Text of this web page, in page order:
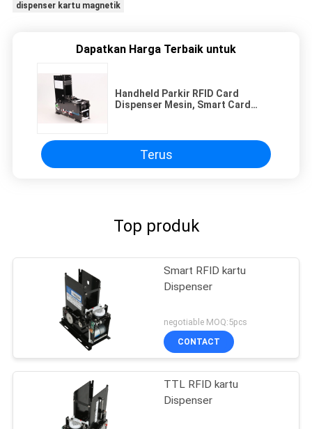
dispenser kartu magnetik
Dapatkan Harga Terbaik untuk
Handheld Parkir RFID Card
Dispenser Mesin, Smart Card
Terus
Top produk
Smart RFID kartu
Dispenser
negotiable MOQ:5pcs
CONTACT
TTL RFID kartu
Dispenser